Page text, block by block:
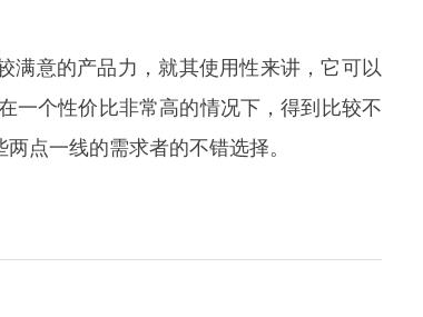
满意的产品力，就其使用性来讲，它可以
一个性价比非常高的情况下，得到比较不
点一线的需求者的不错选择。